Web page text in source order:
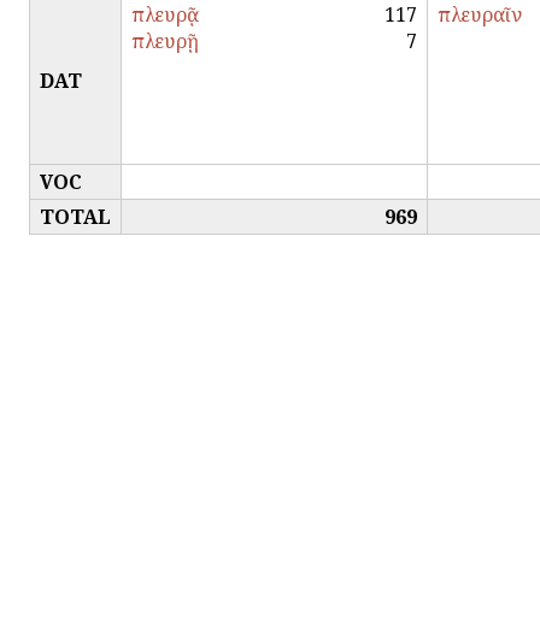
DAT
πλευρᾷ
117
πλευρῇ
7
πλευραῖν
VOC
TOTAL
969